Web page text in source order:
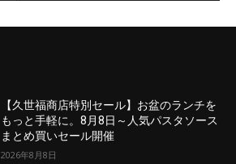
【久世福商店特別セール】お盆のランチを
もっと手軽に。8月8日～人気パスタソース
まとめ買いセール開催
2026年8月8日